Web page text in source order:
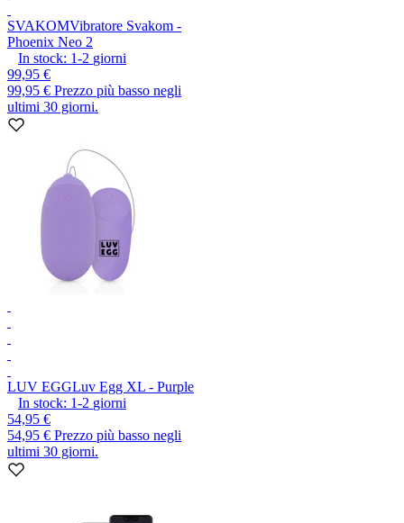
SVAKOMVibratore Svakom -
Phoenix Neo 2
In stock: 1-2 giorni
99,95 €
99,95 € Prezzo più basso negli
ultimi 30 giorni.
LUV EGGLuv Egg XL - Purple
In stock: 1-2 giorni
54,95 €
54,95 € Prezzo più basso negli
ultimi 30 giorni.